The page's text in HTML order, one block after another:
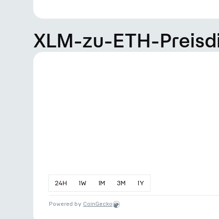
XLM-zu-ETH-
24H 1W 1M 3M 1Y
Powered by CoinGecko